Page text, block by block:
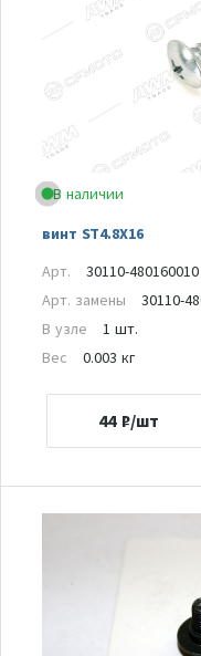
В наличии
винт ST4.8X16
Арт.
30110-480160010
Арт. замены
30110-
В узле
1 шт.
Вес
0.003 кг
44 ₽/шт